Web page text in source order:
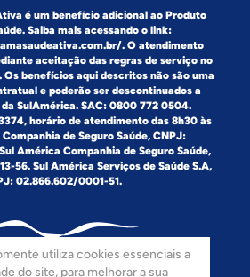
utiliza cookies essenciais a
do site, para melhorar a sua
é um benefício adicional ao Produto
Saiba mais acessando o link:
. O atendimento
aceitação das regras de serviço no
benefícios aqui descritos não são uma
e poderão ser descontinuados a
SulAmérica. SAC: 0800 772 0504.
horário de atendimento das 8h30 às
de Seguro Saúde, CNPJ:
América Companhia de Seguro Saúde,
56. Sul América Serviços de Saúde S.A,
02.866.602/0001-51.